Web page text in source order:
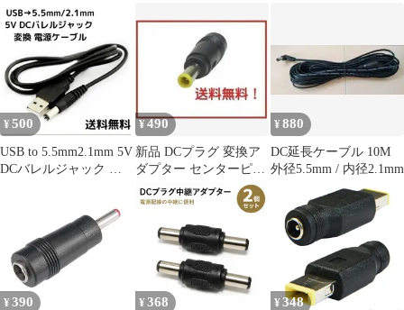
DC電源プラグアダプタ
¥ 500
USB to 5.5mm2.1mm 5V
DCバレルジャック 変
¥490
新品 DCプラグ 変換ア
ダプター センターピン
あり 1個 E044
¥880
DC延長ケーブル 10M
外径5.5mm / 内径2.1mm
¥ 390 ¥ 368 ¥ 348